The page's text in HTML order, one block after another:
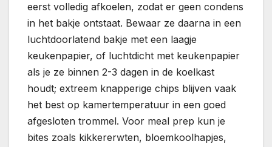
eerst volledig afkoelen, zodat er geen condens
in het bakje ontstaat. Bewaar ze daarna in een
luchtdoorlatend bakje met een laagje
keukenpapier, of luchtdicht met keukenpapier
als je ze binnen 2-3 dagen in de koelkast
houdt; extreem knapperige chips blijven vaak
het best op kamertemperatuur in een goed
afgesloten trommel. Voor meal prep kun je
bites zoals kikkererwten, bloemkoolhapjes,